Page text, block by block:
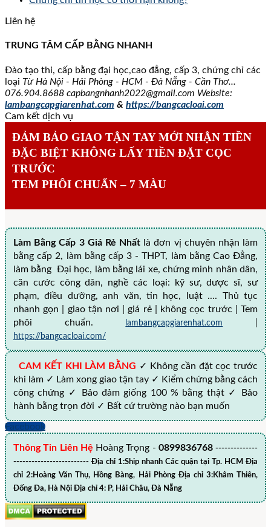
Liên hệ
TRUNG TÂM CẤP BẰNG NHANH
Đào tạo thi, cấp bằng đại học,cao đẳng, cấp 3, chứng chỉ các
loại Từ Hà Nội - Hải Phòng - HCM - Đà Nẵng - Cần Thơ...
076.904.8688 capbangnhanh2022@gmail.com Website:
lambangcapgiarenhat.com & https://bangcacloai.com
Cam kết dịch vụ
ĐẢM BẢO GIAO TẬN TAY MỚI NHẬN TIỀN
ĐẶC BIỆT KHÔNG LẤY TIỀN ĐẶT CỌC
TRƯỚC
TEM PHÔI CHUẨN – 7 MÀU
Làm Bằng Cấp 3 Giá Rẻ Nhất là đơn vị chuyên nhận làm
bằng cấp 2, làm bằng cấp 3 - THPT, làm bằng Cao Đẳng,
làm bằng Đại học, làm bằng lái xe, chứng minh nhân dân,
căn cước công dân, nghề các loại: kỹ sư, dược sĩ, sư
phạm, điều dưỡng, anh văn, tin học, luật .... Thủ tục
nhanh gọn | giao tận nơi | giá rẻ | không cọc trước | Tem
phôi chuẩn.
lambangcapgiarenhat.com
https://bangcacloai.com/
CAM KẾT KHI LÀM BẰNG ✓ Không cần đặt cọc trước
khi làm ✓ Làm xong giao tận tay ✓ Kiểm chứng bằng cách
công chứng ✓ Bảo đảm giống 100 % bằng thật ✓ Bảo
hành bằng trọn đời ✓ Bất cứ trường nào bạn muốn
Facebook
Thông Tin Liên Hệ Hoàng Trọng - 0899836768 --------------
------------------------- Địa chỉ 1:Ship nhanh Các quận tại Tp. HCM Địa
chỉ 2:Hoàng Văn Thụ, Hồng Bàng, Hải Phòng Địa chỉ 3:Khâm Thiên,
Đống Đa, Hà Nội Địa chỉ 4: P, Hải Châu, Đà Nẵng